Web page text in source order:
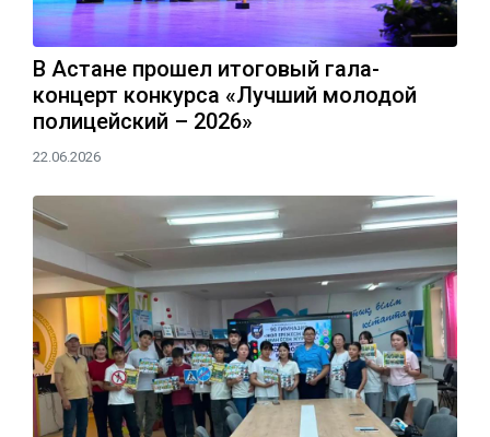
В Астане прошел итоговый гала-
концерт конкурса «Лучший молодой
полицейский – 2026»
22.06.2026